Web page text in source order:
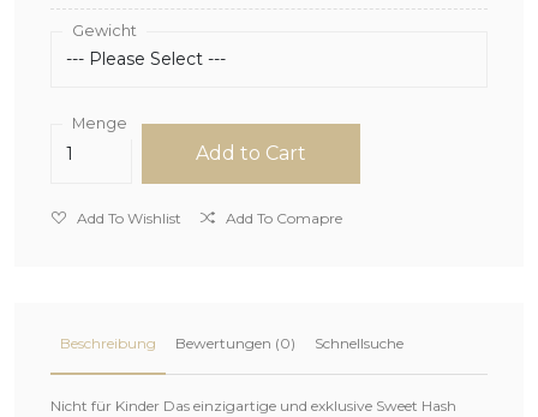
Gewicht
Menge
Add to Cart
Add To Wishlist Add To Comapre
Beschreibung Bewertungen (0) Schnellsuche
Nicht für Kinder Das einzigartige und exklusive Sweet Hash